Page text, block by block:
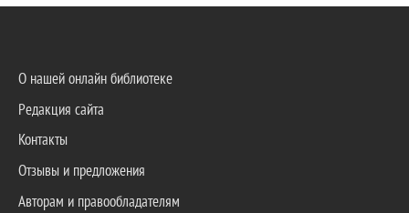
О нашей онлайн библиотеке
Редакция сайта
Контакты
Отзывы и предложения
Авторам и правообладателям